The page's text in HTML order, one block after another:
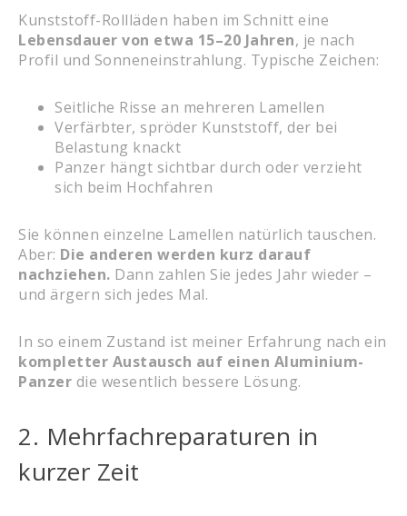
Kunststoff-Rollläden haben im Schnitt eine
Lebensdauer von etwa 15–20 Jahren, je nach
Profil und Sonneneinstrahlung. Typische Zeichen:
Seitliche Risse an mehreren Lamellen
Verfärbter, spröder Kunststoff, der bei
Belastung knackt
Panzer hängt sichtbar durch oder verzieht
sich beim Hochfahren
Sie können einzelne Lamellen natürlich tauschen.
Aber: Die anderen werden kurz darauf
nachziehen. Dann zahlen Sie jedes Jahr wieder –
und ärgern sich jedes Mal.
In so einem Zustand ist meiner Erfahrung nach ein
kompletter Austausch auf einen Aluminium-
Panzer die wesentlich bessere Lösung.
2. Mehrfachreparaturen in
kurzer Zeit